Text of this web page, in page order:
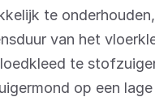
te
van het
te
op een